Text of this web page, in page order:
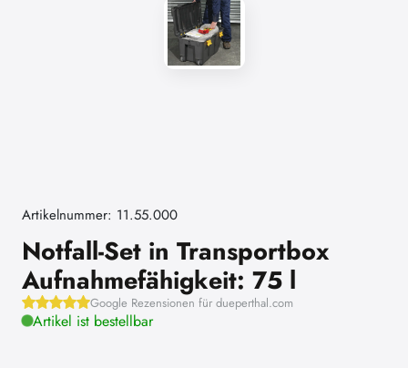
Artikelnummer: 11.55.000
Notfall-Set in Transportbox
Aufnahmefähigkeit: 75 l
Google Rezensionen für dueperthal.com
Artikel ist bestellbar